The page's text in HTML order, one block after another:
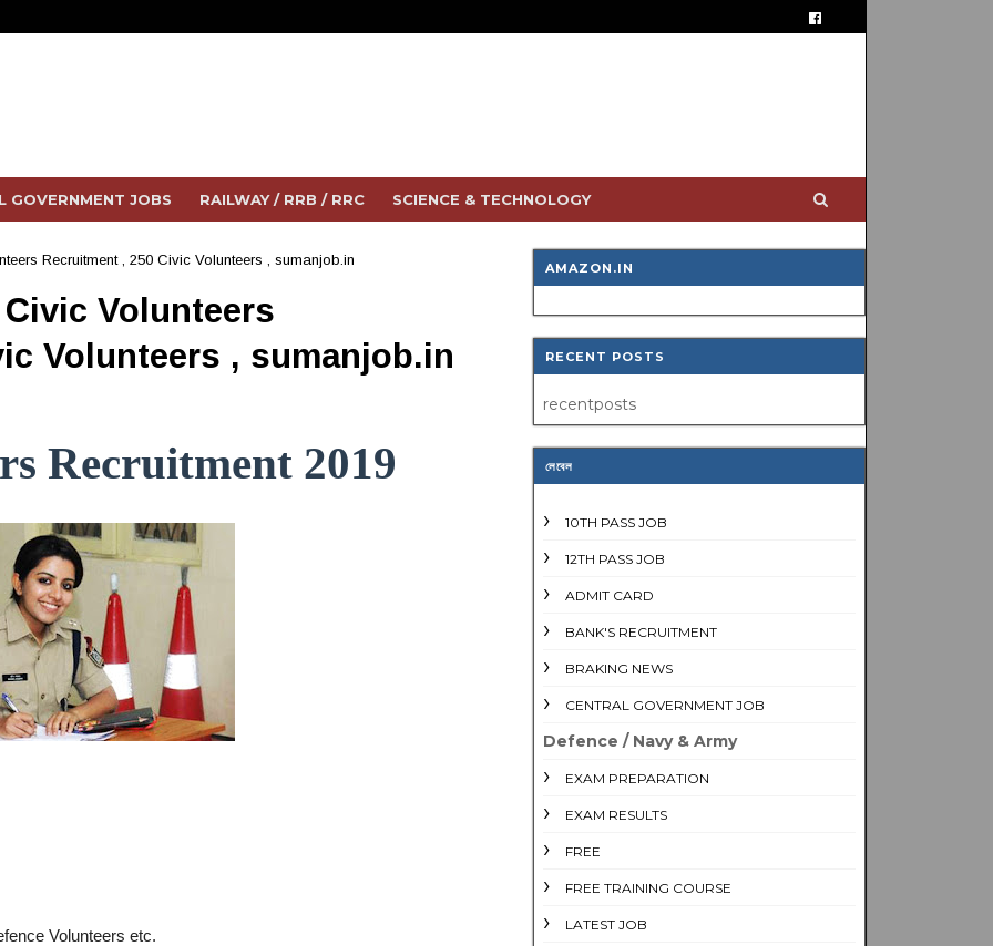
GOVERNMENT JOBS RAILWAY / RRB / RRC SCIENCE & TECHNOLOGY
Recruitment , 250 Civic Volunteers , sumanjob.in
Volunteers
Volunteers , sumanjob.in
Recruitment 2019
Volunteers etc.
AMAZON.IN
RECENT POSTS
recentposts
লেবেল
10TH PASS JOB
12TH PASS JOB
ADMIT CARD
BANK'S RECRUITMENT
BRAKING NEWS
CENTRAL GOVERNMENT JOB
Defence / Navy & Army
EXAM PREPARATION
EXAM RESULTS
FREE
FREE TRAINING COURSE
LATEST JOB